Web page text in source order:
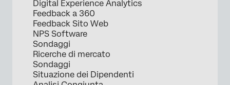
Digital Experience Analytics
Feedback a 360
Feedback Sito Web
NPS Software
Sondaggi
Ricerche di mercato
Sondaggi
Situazione dei Dipendenti